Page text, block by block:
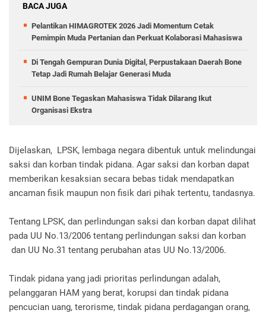
BACA JUGA
Pelantikan HIMAGROTEK 2026 Jadi Momentum Cetak
Pemimpin Muda Pertanian dan Perkuat Kolaborasi Mahasiswa
Di Tengah Gempuran Dunia Digital, Perpustakaan Daerah Bone
Tetap Jadi Rumah Belajar Generasi Muda
UNIM Bone Tegaskan Mahasiswa Tidak Dilarang Ikut
Organisasi Ekstra
Dijelaskan, LPSK, lembaga negara dibentuk untuk melindungai
saksi dan korban tindak pidana. Agar saksi dan korban dapat
memberikan kesaksian secara bebas tidak mendapatkan
ancaman fisik maupun non fisik dari pihak tertentu, tandasnya.
Tentang LPSK, dan perlindungan saksi dan korban dapat dilihat
pada UU No.13/2006 tentang perlindungan saksi dan korban
dan UU No.31 tentang perubahan atas UU No.13/2006.
Tindak pidana yang jadi prioritas perlindungan adalah,
pelanggaran HAM yang berat, korupsi dan tindak pidana
pencucian uang, terorisme, tindak pidana perdagangan orang,